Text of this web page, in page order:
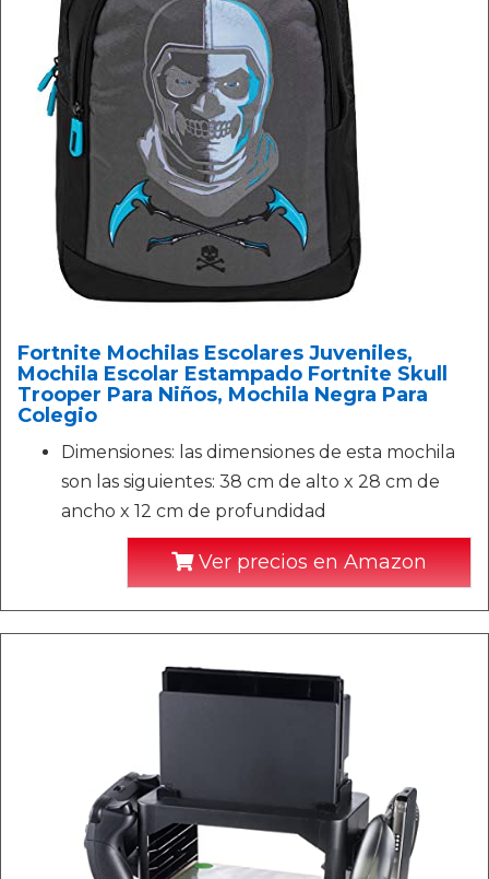
Fortnite Mochilas Escolares Juveniles,
Mochila Escolar Estampado Fortnite Skull
Trooper Para Niños, Mochila Negra Para
Colegio
Dimensiones: las dimensiones de esta mochila
son las siguientes: 38 cm de alto x 28 cm de
ancho x 12 cm de profundidad
Ver precios en Amazon